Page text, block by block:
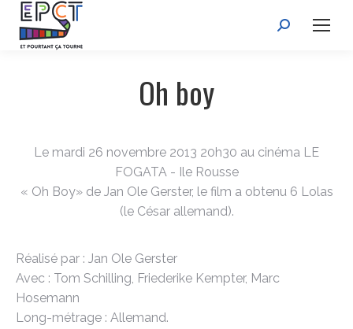
Recherche
Oh boy
Le mardi 26 novembre 2013 20h30 au cinéma LE
FOGATA - Ile Rousse
« Oh Boy» de Jan Ole Gerster, le film a obtenu 6 Lolas
(le César allemand).
Réalisé par : Jan Ole Gerster
Avec : Tom Schilling, Friederike Kempter, Marc
Hosemann
Long-métrage : Allemand.